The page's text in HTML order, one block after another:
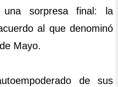
sorpresa final: la
al que denominó
Mayo.
de sus